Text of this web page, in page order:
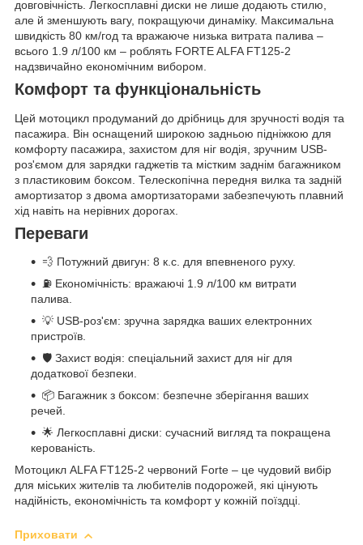
довговічність. Легкосплавні диски не лише додають стилю,
але й зменшують вагу, покращуючи динаміку. Максимальна
швидкість 80 км/год та вражаюче низька витрата палива –
всього 1.9 л/100 км – роблять FORTE ALFA FT125-2
надзвичайно економічним вибором.
Комфорт та функціональність
Цей мотоцикл продуманий до дрібниць для зручності водія та
пасажира. Він оснащений широкою задньою підніжкою для
комфорту пасажира, захистом для ніг водія, зручним USB-
роз'ємом для зарядки гаджетів та містким заднім багажником
з пластиковим боксом. Телескопічна передня вилка та задній
амортизатор з двома амортизаторами забезпечують плавний
хід навіть на нерівних дорогах.
Переваги
💨 Потужний двигун: 8 к.с. для впевненого руху.
⛽ Економічність: вражаючі 1.9 л/100 км витрати
палива.
💡 USB-роз'єм: зручна зарядка ваших електронних
пристроїв.
🛡️ Захист водія: спеціальний захист для ніг для
додаткової безпеки.
📦 Багажник з боксом: безпечне зберігання ваших
речей.
🌟 Легкосплавні диски: сучасний вигляд та покращена
керованість.
Мотоцикл ALFA FT125-2 червоний Forte – це чудовий вибір
для міських жителів та любителів подорожей, які цінують
надійність, економічність та комфорт у кожній поїздці.
Приховати